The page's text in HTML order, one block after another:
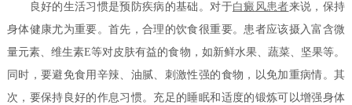
良好的生活习惯是预防疾病的基础。对于白癜风患者来说，保持
身体健康尤为重要。首先，合理的饮食很重要。患者应该摄入富含微
量元素、维生素E等对皮肤有益的食物，如新鲜水果、蔬菜、坚果等。
同时，要避免食用辛辣、油腻、刺激性强的食物，以免加重病情。其
次，要保持良好的作息习惯。充足的睡眠和适度的锻炼可以增强身体